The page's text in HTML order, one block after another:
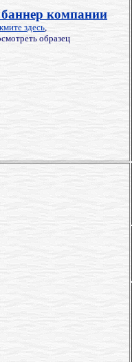
компании
здесь,
образец